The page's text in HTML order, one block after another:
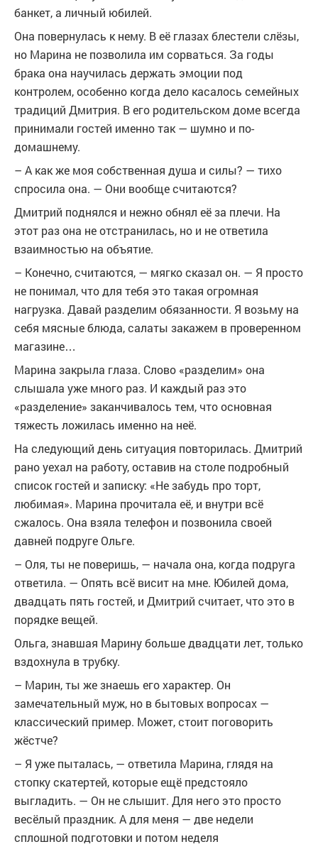
банкет, а личный юбилей.
Она повернулась к нему. В её глазах блестели слёзы,
но Марина не позволила им сорваться. За годы
брака она научилась держать эмоции под
контролем, особенно когда дело касалось семейных
традиций Дмитрия. В его родительском доме всегда
принимали гостей именно так — шумно и по-
домашнему.
– А как же моя собственная душа и силы? — тихо
спросила она. — Они вообще считаются?
Дмитрий поднялся и нежно обнял её за плечи. На
этот раз она не отстранилась, но и не ответила
взаимностью на объятие.
– Конечно, считаются, — мягко сказал он. — Я просто
не понимал, что для тебя это такая огромная
нагрузка. Давай разделим обязанности. Я возьму на
себя мясные блюда, салаты закажем в проверенном
магазине…
Марина закрыла глаза. Слово «разделим» она
слышала уже много раз. И каждый раз это
«разделение» заканчивалось тем, что основная
тяжесть ложилась именно на неё.
На следующий день ситуация повторилась. Дмитрий
рано уехал на работу, оставив на столе подробный
список гостей и записку: «Не забудь про торт,
любимая». Марина прочитала её, и внутри всё
сжалось. Она взяла телефон и позвонила своей
давней подруге Ольге.
– Оля, ты не поверишь, — начала она, когда подруга
ответила. — Опять всё висит на мне. Юбилей дома,
двадцать пять гостей, и Дмитрий считает, что это в
порядке вещей.
Ольга, знавшая Марину больше двадцати лет, только
вздохнула в трубку.
– Марин, ты же знаешь его характер. Он
замечательный муж, но в бытовых вопросах —
классический пример. Может, стоит поговорить
жёстче?
– Я уже пыталась, — ответила Марина, глядя на
стопку скатертей, которые ещё предстояло
выгладить. — Он не слышит. Для него это просто
весёлый праздник. А для меня — две недели
сплошной подготовки и потом неделя